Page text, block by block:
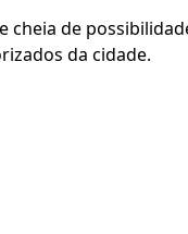
de
da cidade.